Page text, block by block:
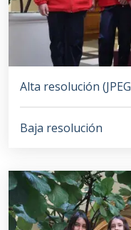
Alta resolución (JPEG
Baja resolución